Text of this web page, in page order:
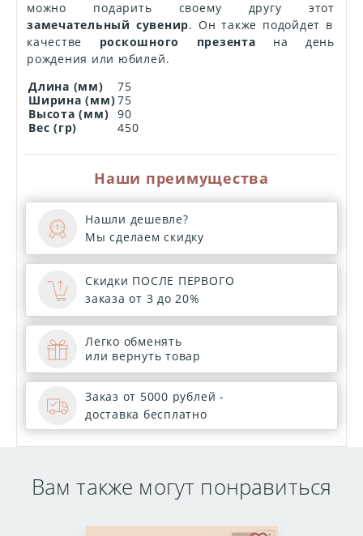
можно подарить своему другу этот
замечательный сувенир. Он также подойдет в
качестве роскошного презента на день
рождения или юбилей.
Длина (мм)
75
Ширина (мм)75
Высота (мм)
90
Вес (гр)
450
Наши преимущества
Нашли дешевле?
Мы сделаем скидку
Скидки ПОСЛЕ ПЕРВОГО
заказа от 3 до 20%
Легко обменять
или вернуть товар
Заказ от 5000 рублей -
доставка бесплатно
Вам также могут понравиться